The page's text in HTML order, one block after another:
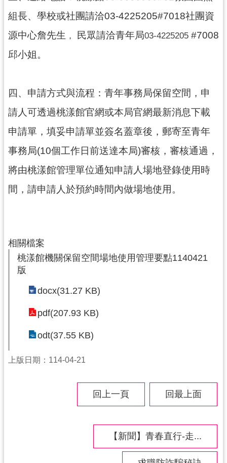
紹
相
關
連
政
府
資
公
開
回
首
導
園
市
組長、學校或社團請洽03-4225205#7018社團資
源中心詹先生 ， 民眾請洽青年局03-4225205 #7008
邱小姐。
四、申請方式與流程：青年事務局保留空間，申
請人可透過桃漾館官網或本局官網最新消息下載
申請單，填妥申請單並簽名蓋章後，郵寄至青年
事務局(10個工作日前送達本局)審核，審核通過，
將由桃漾館管理單位通知申請人場地登錄使用時
間，請申請人於預約時間內做場地使用。
相關檔案
桃漾館機關保留空間場地使用管理要點1140421
版
docx(31.27 KB)
pdf(207.93 KB)
odt(37.55 KB)
上版日期：114-04-21
回上一頁 回最上面
【新聞】青春直行-走...